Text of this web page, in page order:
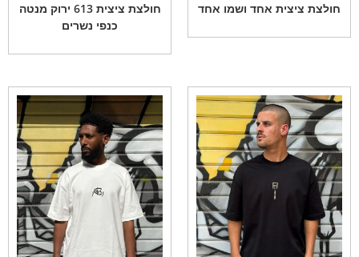
חולצת ציצית אחד ושמו אחד
חולצת ציצית 613 ירוק מנטה
כנפי נשרים